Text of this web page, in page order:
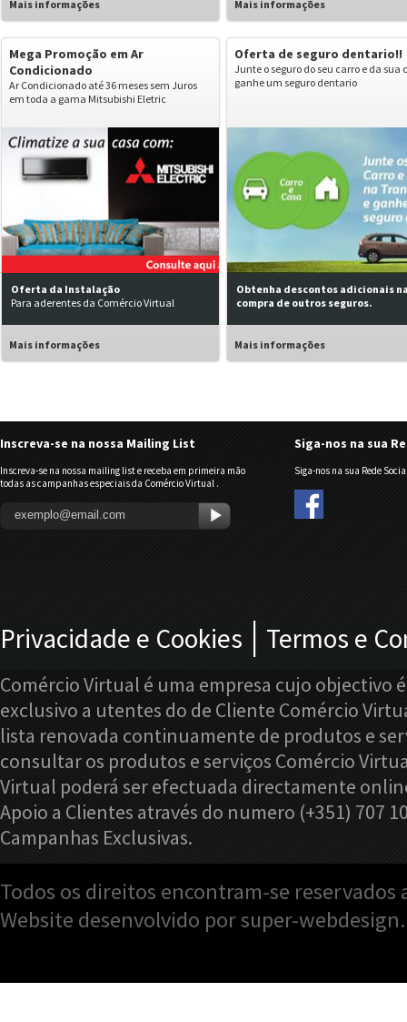
Mais informações Mais informações
Mega Promoção em Ar
Condicionado
Ar Condicionado até 36 meses sem Juros
em toda a gama Mitsubishi Eletric
Oferta da Instalação
Para aderentes da Comércio Virtual
Mais informações
Oferta de seguro dentario!!
Junte o seguro do seu carro e da sua
ganhe um seguro dentario
Obtenha descontos adicionais
compra de outros seguros.
Mais informações
Inscreva-se na nossa Mailing List
Inscreva-se na nossa mailing list e receba em primeira mão
todas as campanhas especiais da Comércio Virtual .
Siga-nos na sua
Siga-nos na sua Rede
Privacidade e Cookies | Termos e
Comércio Virtual é uma empresa cujo objectivo
exclusivo a utentes do de Cliente Comércio
lista renovada continuamente de produtos e
consultar os produtos e serviços Comércio
Virtual poderá ser efectuada directamente
Apoio a Clientes através do numero (+351) 707
Campanhas Exclusivas.
Todos os direitos encontram-se
Website desenvolvido por super-